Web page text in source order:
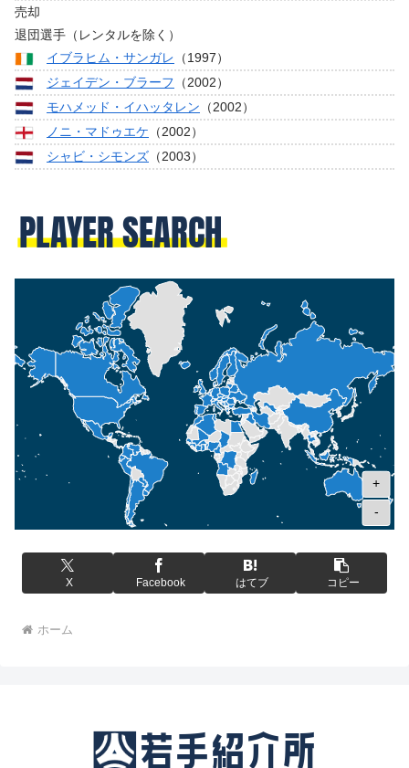
売却
退団選手（レンタルを除く）
イブラヒム・サンガレ （1997）
ジェイデン・ブラーフ （2002）
モハメッド・イハッタレン （2002）
ノニ・マドゥエケ （2002）
シャビ・シモンズ （2003）
+
-
X Facebook はてブ コピー
ホーム